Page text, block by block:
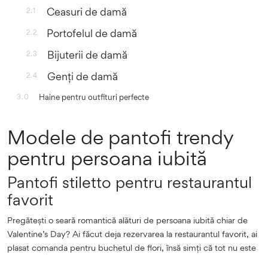
2.1 Ceasuri de damă
2.2 Portofelul de damă
2.3 Bijuterii de damă
2.4 Genți de damă
3.0 Haine pentru outfituri perfecte
Modele de pantofi trendy
pentru persoana iubită
Pantofi stiletto pentru restaurantul
favorit
Pregătești o seară romantică alături de persoana iubită chiar de
Valentine’s Day? Ai făcut deja rezervarea la restaurantul favorit, ai
plasat comanda pentru buchetul de flori, însă simți că tot nu este